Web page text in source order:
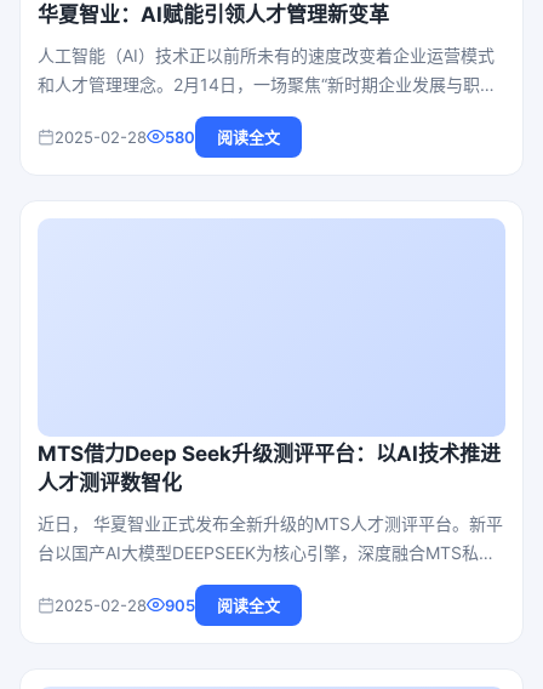
华夏智业：AI赋能引领人才管理新变革
人工智能（AI）技术正以前所未有的速度改变着企业运营模式
和人才管理理念。2月14日，一场聚焦“新时期企业发展与职工
综合素质提升”的政企座谈会在顺义宾馆隆重召开，北京市顺义
区人社局、区国资委、总工会等相关领导，以及区属国有企业
2025-02-28 580 阅读全文
MTS借力Deep Seek升级测评平台：以AI技术推进
人才测评数智化
近日， 华夏智业正式发布全新升级的MTS人才测评平台。新平
台以国产AI大模型DEEPSEEK为核心引擎，深度融合MTS私有
知识库、智能体与RPA，实现了人才测评项目策划、方案输
出、过程监控、数据分析、深度报告解读、人才画像的全流程
2025-02-28 905 阅读全文